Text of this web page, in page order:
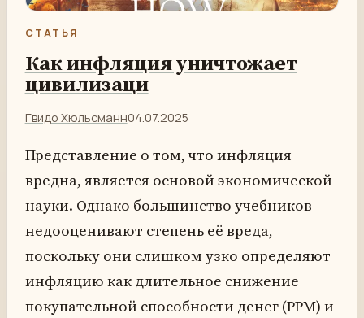
СТАТЬЯ
Как инфляция уничтожает
цивилизаци
Гвидо Хюльсманн04.07.2025
Представление о том, что инфляция
вредна, является основой экономической
науки. Однако большинство учебников
недооценивают степень её вреда,
поскольку они слишком узко определяют
инфляцию как длительное снижение
покупательной способности денег (PPM) и